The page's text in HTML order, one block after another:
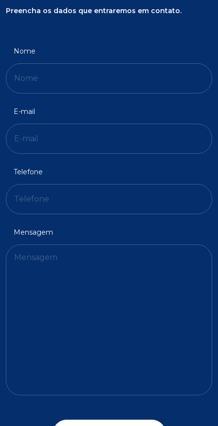
Preencha os dados que entraremos em contato.
Nome
E-mail
Telefone
Mensagem